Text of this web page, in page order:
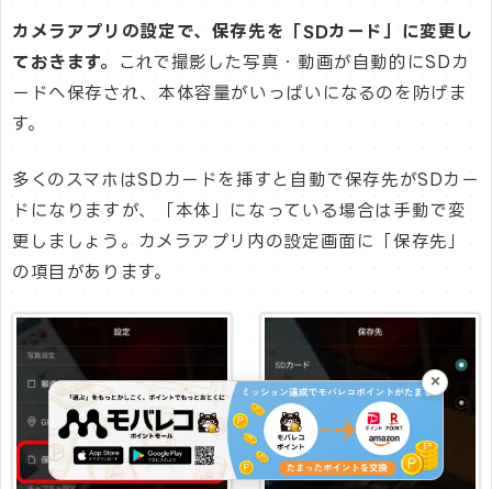
カメラアプリの設定で、保存先を「SDカード」に変更し
ておきます。
これで撮影した写真・動画が自動的にSDカ
ードへ保存され、本体容量がいっぱいになるのを防げま
す。
多くのスマホはSDカードを挿すと自動で保存先がSDカー
ドになりますが、「本体」になっている場合は手動で変
更しましょう。カメラアプリ内の設定画面に「保存先」
の項目があります。
×